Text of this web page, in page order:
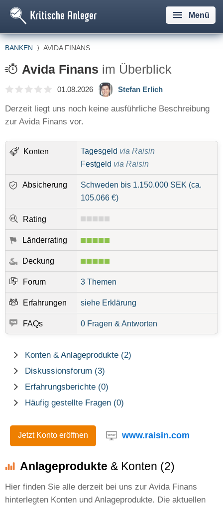
Menü
BANKEN ⟩ AVIDA FINANS
Avida Finans im Überblick
01.08.2026 Stefan Erlich
Derzeit liegt uns noch keine ausführliche Beschreibung
zur Avida Finans vor.
Konten Tagesgeld via Raisin
Festgeld via Raisin
Absicherung
Schweden bis 1.150.000 SEK (ca.
105.066 €)
Rating
Länderrating
Deckung
Forum 3 Themen
Erfahrungen siehe Erklärung
FAQs 0 Fragen & Antworten
Konten & Anlageprodukte (2)
Diskussionsforum (3)
Erfahrungsberichte (0)
Häufig gestellte Fragen (0)
Jetzt Konto eröffnen www.raisin.com
Anlageprodukte & Konten (2)
Hier finden Sie alle derzeit bei uns zur Avida Finans
hinterlegten Konten und Anlageprodukte. Die aktuellen